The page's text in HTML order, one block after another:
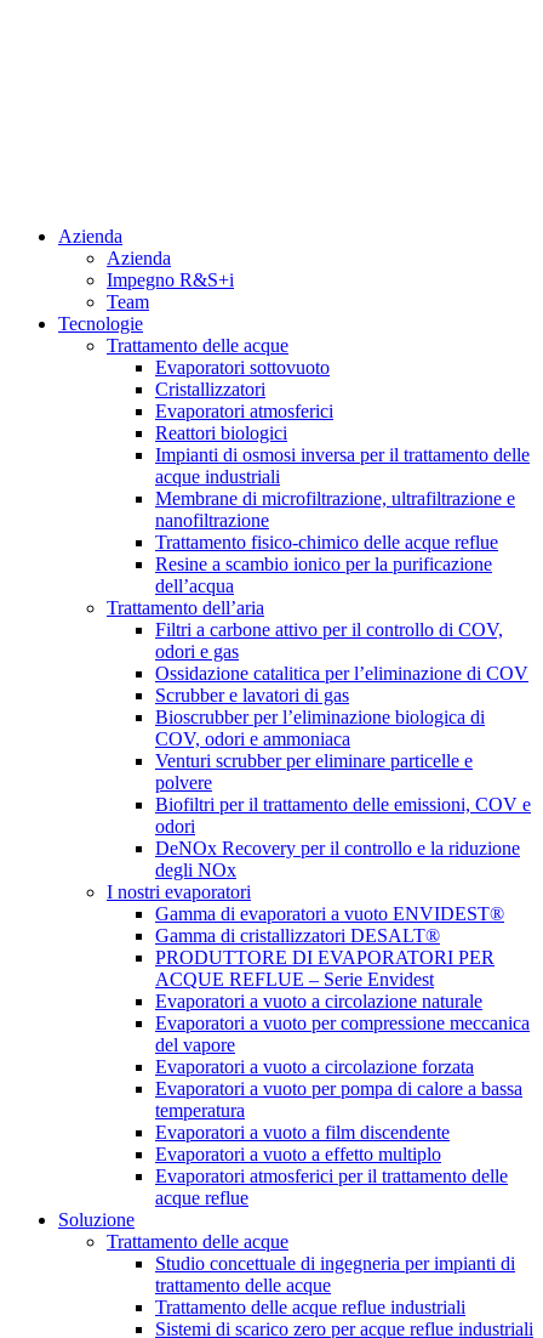
Azienda
Azienda
Impegno R&S+i
Team
Tecnologie
Trattamento delle acque
Evaporatori sottovuoto
Cristallizzatori
Evaporatori atmosferici
Reattori biologici
Impianti di osmosi inversa per il trattamento delle
acque industriali
Membrane di microfiltrazione, ultrafiltrazione e
nanofiltrazione
Trattamento fisico-chimico delle acque reflue
Resine a scambio ionico per la purificazione
dell’acqua
Trattamento dell’aria
Filtri a carbone attivo per il controllo di COV,
odori e gas
Ossidazione catalitica per l’eliminazione di COV
Scrubber e lavatori di gas
Bioscrubber per l’eliminazione biologica di
COV, odori e ammoniaca
Venturi scrubber per eliminare particelle e
polvere
Biofiltri per il trattamento delle emissioni, COV e
odori
DeNOx Recovery per il controllo e la riduzione
degli NOx
I nostri evaporatori
Gamma di evaporatori a vuoto ENVIDEST®
Gamma di cristallizzatori DESALT®
PRODUTTORE DI EVAPORATORI PER
ACQUE REFLUE – Serie Envidest
Evaporatori a vuoto a circolazione naturale
Evaporatori a vuoto per compressione meccanica
del vapore
Evaporatori a vuoto a circolazione forzata
Evaporatori a vuoto per pompa di calore a bassa
temperatura
Evaporatori a vuoto a film discendente
Evaporatori a vuoto a effetto multiplo
Evaporatori atmosferici per il trattamento delle
acque reflue
Soluzione
Trattamento delle acque
Studio concettuale di ingegneria per impianti di
trattamento delle acque
Trattamento delle acque reflue industriali
Sistemi di scarico zero per acque reflue industriali